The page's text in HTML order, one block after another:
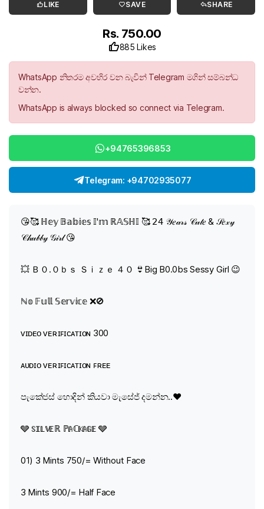
LIKE SAVE SHARE
Rs. 750.00
885 Likes
WhatsApp නිතරම අවහිර වන බැවින් Telegram මගින් සම්බන්ධ
වන්න.
WhatsApp is always blocked so connect via Telegram.
+94765396853
Telegram: +94702935077
😘🥰 ℍ𝕖𝕪 𝔹𝕒𝕓𝕚𝕖𝕤 𝕀'𝕞 ℝ𝔸𝕊ℍ𝕀 🥰 𝟤𝟦 𝒴𝑒𝒶𝓇𝓈 𝒞𝓊𝓉𝑒 & 𝒮𝑒𝓍𝓎
𝒞𝒽𝓊𝒷𝒷𝓎 𝒢𝒾𝓇𝓁 😘
💥 Ｂ０.０ｂｓ Ｓｉｚｅ ４０ 👙Big B0.0bs Sessy Girl 😉
ℕ𝕠 𝔽𝕦𝕝𝕝 𝕊𝕖𝕣𝕧𝕚𝕔𝕖 ❌🚫
ᴠɪᴅᴇᴏ ᴠᴇʀɪꜰɪᴄᴀᴛɪᴏɴ 300
ᴀᴜᴅɪᴏ ᴠᴇʀɪꜰɪᴄᴀᴛɪᴏɴ ꜰʀᴇᴇ
පැකේජස් හොදින් කියවා මැසේජ් දමන්න..❤️
🩶 𝕊𝕀𝕃𝕍𝔼ℝ ℙ𝔸ℂ𝕂𝔸𝔾𝔼 🩶
01) 3 Mints 750/= Without Face
3 Mints 900/= Half Face